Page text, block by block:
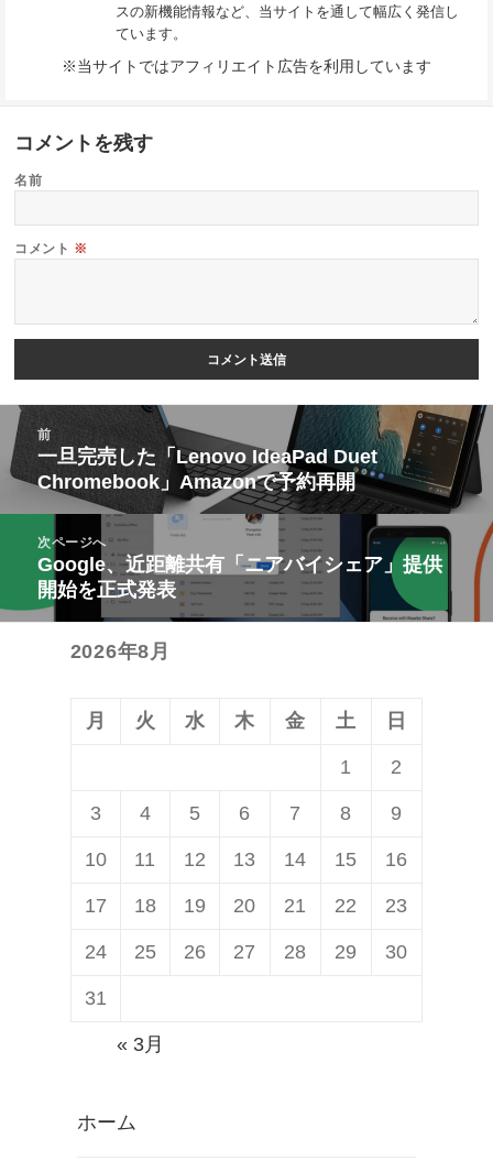
スの新機能情報など、当サイトを通して幅広く発信し
ています。
※当サイトではアフィリエイト広告を利用しています
コメントを残す
名前
コメント ※
投
稿
ナ
ビ
シ
前
前
の
投
稿:
一旦完売した「Lenovo IdeaPad Duet
Chromebook」Amazonで予約再開
次ページへ
次
の
Google、近距離共有「ニアバイシェア」提供
開始を正式発表
2026年8月
月 火 水 木 金 土 日
1 2
3 4 5 6 7 8 9
10 11 12 13 14 15 16
17 18 19 20 21 22 23
24 25 26 27 28 29 30
31
« 3月
ホーム